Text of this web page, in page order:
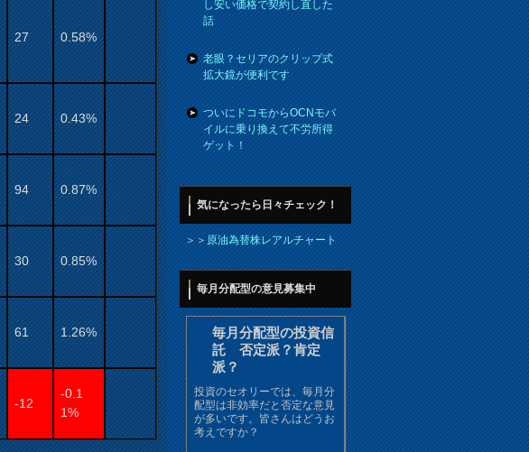
27 0.58%
24 0.43%
94 0.87%
30 0.85%
61 1.26%
-12
-0.1
1%
し安い価格で契約し直した
話
老眼？セリアのクリップ式
拡大鏡が便利です
ついにドコモからOCNモバ
イルに乗り換えて不労所得
ゲット！
気になったら日々チェック！
＞＞原油為替株レアルチャート
毎月分配型の意見募集中
毎月分配型の投資信
託 否定派？肯定
派？
投資のセオリーでは、毎月分
配型は非効率だと否定な意見
が多いです。皆さんはどうお
考えですか？